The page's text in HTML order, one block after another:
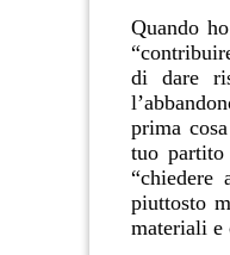
Quando
di dare
prima
tuo
piuttosto
materiali e